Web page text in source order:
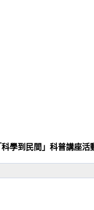
學到民間」科普講座活